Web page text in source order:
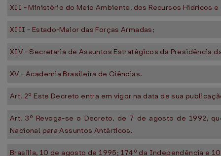
XII - Ministério do Meio Ambiente, dos Recursos Hídricos e
XIII - Estado-Maior das Forças Armadas;
XIV - Secretaria de Assuntos Estratégicos da Presidência
XV - Academia Brasileira de Ciências.
Art. 2º Este Decreto entra em vigor na data de sua
Art. 3º Revoga-se o Decreto, de 7 de agosto de 1992,
Nacional para Assuntos Antárticos.
Brasília, 10 de agosto de 1995; 174º da Independência e